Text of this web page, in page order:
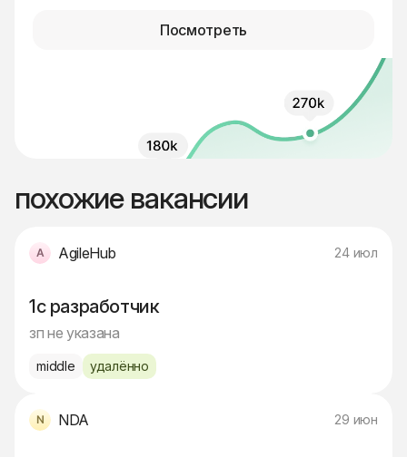
Посмотреть
похожие вакансии
AgileHub 24 июл
1с разработчик
зп не указана
middle удалённо
NDA 29 июн